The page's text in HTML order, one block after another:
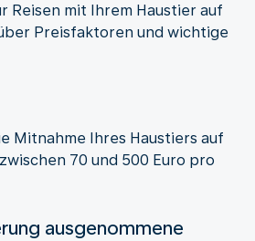
Reisen mit Ihrem Haustier auf
Preisfaktoren und wichtige
Mitnahme Ihres Haustiers auf
70 und 500 Euro pro
ausgenommene